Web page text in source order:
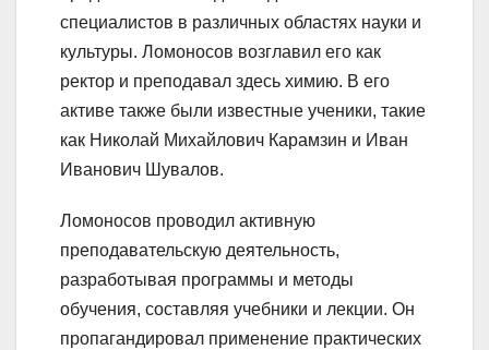
специалистов в различных областях науки и
культуры. Ломоносов возглавил его как
ректор и преподавал здесь химию. В его
активе также были известные ученики, такие
как Николай Михайлович Карамзин и Иван
Иванович Шувалов.
Ломоносов проводил активную
преподавательскую деятельность,
разработывая программы и методы
обучения, составляя учебники и лекции. Он
пропагандировал применение практических